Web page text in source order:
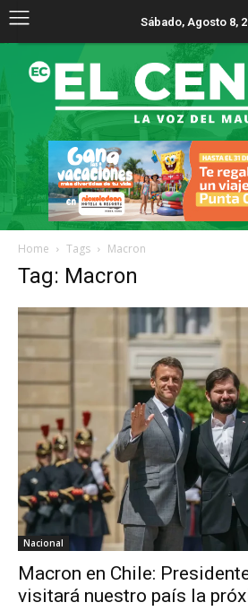
Sábado, Agosto 8,
Home Tags Macron
Tag: Macron
Nacional
Macron en Chile:
visitará nuestro país la